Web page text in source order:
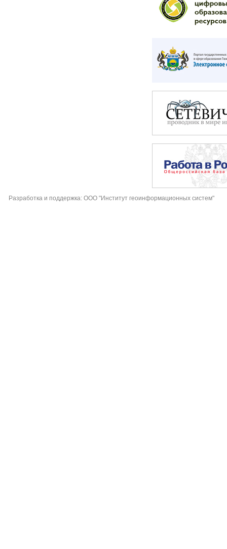
Разработка и поддержка: ООО "Институт геоинформационных систем"